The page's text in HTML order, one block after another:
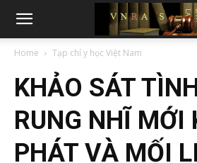
Home Tạp chí y học Việt Nam
KHẢO SÁT
RUNG NHĨ MỚI
PHÁT VÀ MỐI